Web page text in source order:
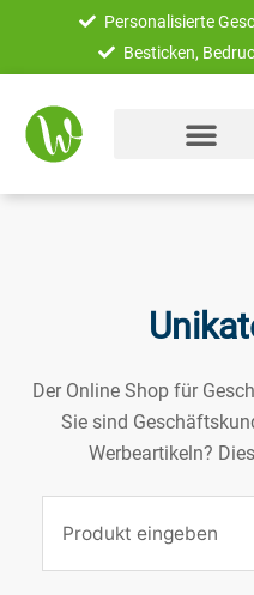
springen
Personalisierte
Besticken,
Der Online Shop für
Sie sind
Werbeartikeln?